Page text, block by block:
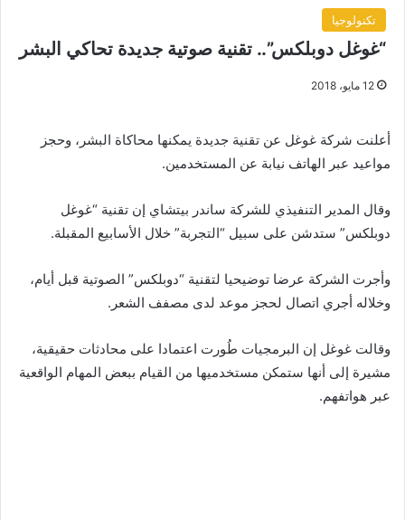
تكنولوجيا
“غوغل دوبلكس”.. تقنية صوتية جديدة تحاكي البشر
12 مايو، 2018
أعلنت شركة غوغل عن تقنية جديدة يمكنها محاكاة البشر، وحجز
مواعيد عبر الهاتف نيابة عن المستخدمين.
وقال المدير التنفيذي للشركة ساندر بيتشاي إن تقنية “غوغل
دوبلكس” ستدشن على سبيل “التجربة” خلال الأسابيع المقبلة.
وأجرت الشركة عرضا توضيحيا لتقنية “دوبلكس” الصوتية قبل أيام،
وخلاله أجري اتصال لحجز موعد لدى مصفف الشعر.
وقالت غوغل إن البرمجيات طُورت اعتمادا على محادثات حقيقية،
مشيرة إلى أنها ستمكن مستخدميها من القيام ببعض المهام الواقعية
عبر هواتفهم.